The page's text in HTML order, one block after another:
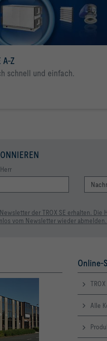
A-Z
schnell und einfach.
Herr
der TROX SE erhalten.
vom Newsletter wieder
Online-
Alle